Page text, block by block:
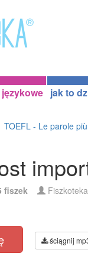
jak to
TOEFL - Le parole
fiszek Fiszkoteka
ściągnij